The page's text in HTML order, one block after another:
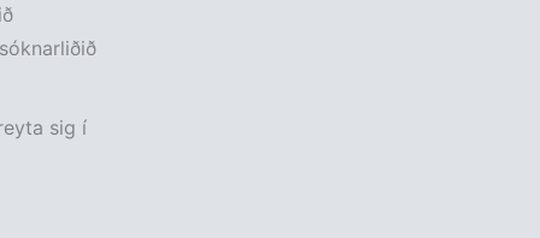
sig í